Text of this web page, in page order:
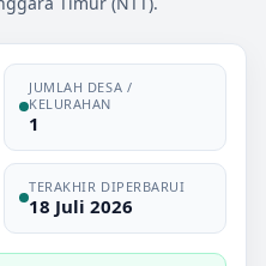
JUMLAH DESA /
KELURAHAN
1
TERAKHIR DIPERBARUI
18 Juli 2026